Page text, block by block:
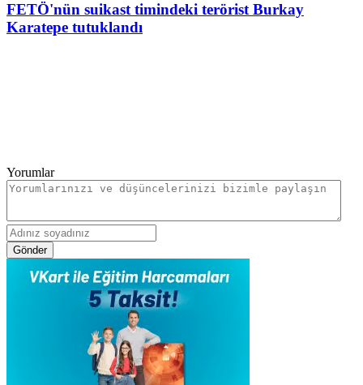
FETÖ'nün suikast timindeki terörist Burkay
Karatepe tutuklandı
Yorumlar
Gönder